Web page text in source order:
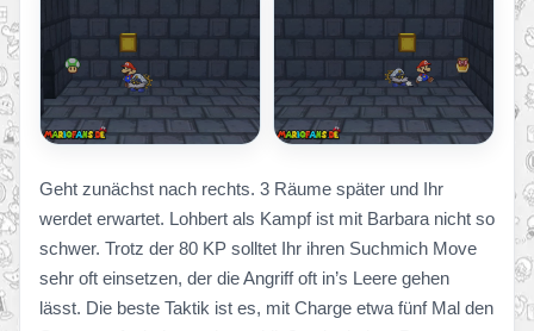
Geht zunächst nach rechts. 3 Räume später und Ihr
werdet erwartet. Lohbert als Kampf ist mit Barbara nicht so
schwer. Trotz der 80 KP solltet Ihr ihren Suchmich Move
sehr oft einsetzen, der die Angriff oft in’s Leere gehen
lässt. Die beste Taktik ist es, mit Charge etwa fünf Mal den